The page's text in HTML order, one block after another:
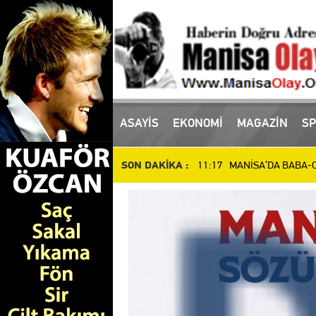
ASAYİS EKONOMİ MAGAZİN
SON DAKİKA :
16:10 Manisa'da
11:17 MANİSA’DA BABA-
10:51 Manisa’da Dün
14:48 SALİHLİ’DE DEV
14:37 İl Müdürü Öztürk,
14:27 Manisalı